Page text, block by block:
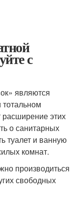
с
являются
расширение этих
о санитарных
туалет и ванную
комнат.
производиться
свободных